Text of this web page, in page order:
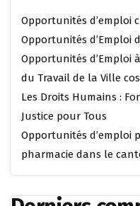
Opportunités d’emploi
Opportunités d’Emploi
Opportunités d’Emploi
du Travail de la Ville
Les Droits Humains :
Justice pour Tous
Opportunités d’emploi
pharmacie dans le